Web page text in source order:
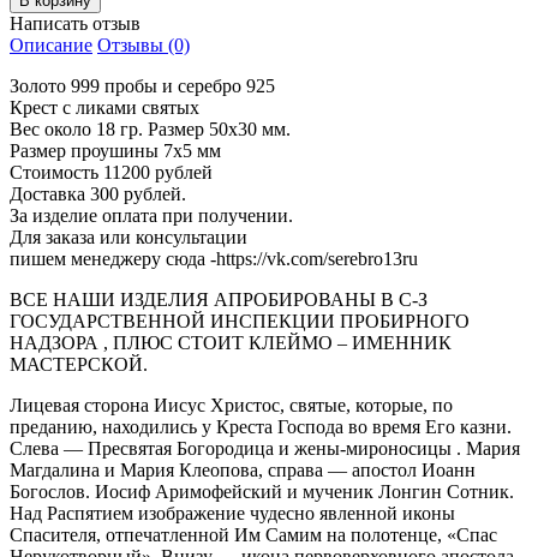
Написать отзыв
Описание Отзывы (0)
Золото 999 пробы и серебро 925
Крест с ликами святых
Вес около 18 гр. Размер 50x30 мм.
Размер проушины 7x5 мм
Стоимость 11200 рублей
Доставка 300 рублей.
За изделие оплата при получении.
Для заказа или консультации
пишем менеджеру сюда -https://vk.com/serebro13ru
ВСЕ НАШИ ИЗДЕЛИЯ АПРОБИРОВАНЫ В С-З
ГОСУДАРСТВЕННОЙ ИНСПЕКЦИИ ПРОБИРНОГО
НАДЗОРА , ПЛЮС СТОИТ КЛЕЙМО – ИМЕННИК
МАСТЕРСКОЙ.
Лицевая сторона Иисус Христос, святые, которые, по
преданию, находились у Креста Господа во время Его казни.
Слева — Пресвятая Богородица и жены-мироносицы . Мария
Магдалина и Мария Клеопова, справа — апостол Иоанн
Богослов. Иосиф Аримофейский и мученик Лонгин Сотник.
Над Распятием изображение чудесно явленной иконы
Спасителя, отпечатленной Им Самим на полотенце, «Спас